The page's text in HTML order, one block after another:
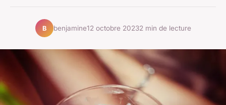
B benjamine12 octobre 20232 min de lecture